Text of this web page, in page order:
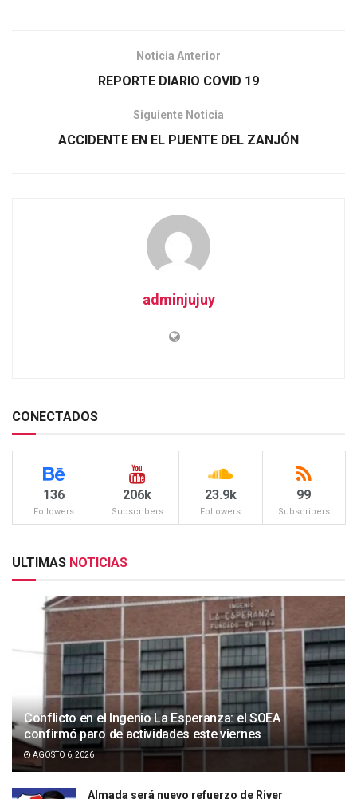
Noticia Anterior
REPORTE DIARIO COVID 19
Siguiente Noticia
ACCIDENTE EN EL PUENTE DEL ZANJÓN
adminjujuy
CONECTADOS
136
Followers
206k
Subscribers
23.9k
Followers
99
Subscribers
ULTIMAS NOTICIAS
Conflicto en el Ingenio La Esperanza: el SOEA
confirmó paro de actividades este viernes
AGOSTO 6, 2026
Almada será nuevo refuerzo de River